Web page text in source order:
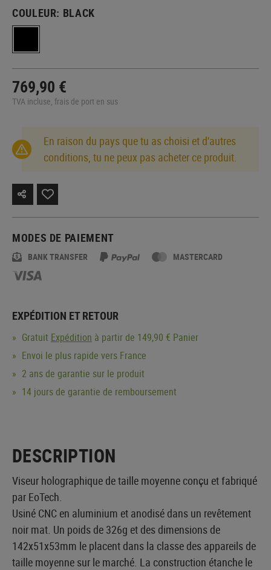
COULEUR: BLACK
769,90 €
TVA incluse, frais de port en sus
En raison du pays que tu as choisi et d'autres
conditions, tu ne peux pas acheter ce produit.
MODES DE PAIEMENT
BANK TRANSFER MASTERCARD
EXPÉDITION ET RETOUR
Gratuit Expédition à partir de 149,90 € Panier
Envoi le plus rapide vers France
2 ans de garantie sur le produit
14 jours de garantie de remboursement
DESCRIPTION
Viseur holographique de taille moyenne conçu et fabriqué
par EoTech.
Usiné CNC en aluminium et anodisé dans un revêtement
noir mat. Un poids de 326g et des dimensions de
142x51x53mm le placent dans la classe des appareils de
taille moyenne sur le marché. La construction étanche le